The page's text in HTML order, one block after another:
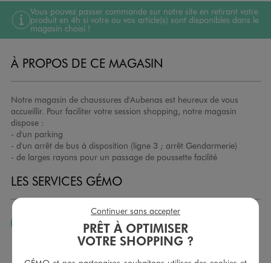
Vous pouvez passer commande sur notre site en retirant votre
produit en 4h si votre ou vos article(s) sont disponibles dans le
magasin choisi !
À PROPOS DE CE MAGASIN
Notre magasin de chaussures d'Aubenas est heureux de vous
accueillir. Pour faciliter votre session shopping, notre magasin
dispose :
- d'un parking
- d'un arrêt de bus à disposition (ligne 3 ; arrêt Gendarmerie)
- de larges rayons pour un passage de poussette facilité
LES SERVICES GÉMO
JE PEUX CHANGER D’AVIS
Nous échangeons et vous proposons un avoir ou un
PRÊT À OPTIMISER
VOTRE SHOPPING ?
Continuer sans accepter